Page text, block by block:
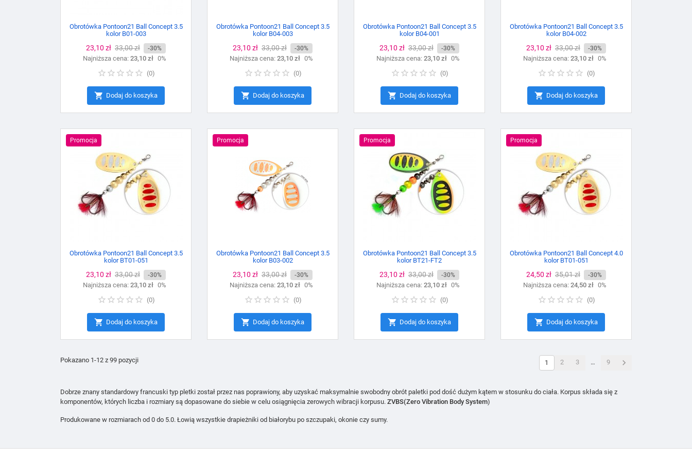
Obrotówka Pontoon21 Ball Concept 3.5
kolor B01-003
Cena
23,10 zł Cena
podstawowa
33,00 zł -30%
Najniższa cena: 23,10 zł 0%
(0)
 Dodaj do koszyka
Obrotówka Pontoon21 Ball Concept 3.5
kolor B04-003
Cena
23,10 zł Cena
podstawowa
33,00 zł -30%
Najniższa cena: 23,10 zł 0%
(0)
 Dodaj do koszyka
Obrotówka Pontoon21 Ball Concept 3.5
kolor B04-001
Cena
23,10 zł Cena
podstawowa
33,00 zł -30%
Najniższa cena: 23,10 zł 0%
(0)
 Dodaj do koszyka
Obrotówka Pontoon21 Ball Concept 3.5
kolor B04-002
Cena
23,10 zł Cena
podstawowa
33,00 zł -30%
Najniższa cena: 23,10 zł 0%
(0)
 Dodaj do koszyka
Promocja
Obrotówka Pontoon21 Ball Concept 3.5
kolor BT01-051
Cena
23,10 zł Cena
podstawowa
33,00 zł -30%
Najniższa cena: 23,10 zł 0%
(0)
 Dodaj do koszyka
Promocja
Obrotówka Pontoon21 Ball Concept 3.5
kolor B03-002
Cena
23,10 zł Cena
podstawowa
33,00 zł -30%
Najniższa cena: 23,10 zł 0%
(0)
 Dodaj do koszyka
Promocja
Obrotówka Pontoon21 Ball Concept 3.5
kolor BT21-FT2
Cena
23,10 zł Cena
podstawowa
33,00 zł -30%
Najniższa cena: 23,10 zł 0%
(0)
 Dodaj do koszyka
Promocja
Obrotówka Pontoon21 Ball Concept 4.0
kolor BT01-051
Cena
24,50 zł Cena
podstawowa
35,01 zł -30%
Najniższa cena: 24,50 zł 0%
(0)
 Dodaj do koszyka
Pokazano 1-12 z 99 pozycji 1 2 3 … 9 
Dobrze znany standardowy francuski typ pletki został przez nas poprawiony, aby uzyskać maksymalnie swobodny obrót paletki pod dość dużym kątem w stosunku do ciała. Korpus składa się z
komponentów, których liczba i rozmiary są dopasowane do siebie w celu osiągnięcia zerowych wibracji korpusu. ZVBS(Zero Vibration Body System)
Produkowane w rozmiarach od 0 do 5.0. Łowią wszystkie drapieżniki od białorybu po szczupaki, okonie czy sumy.